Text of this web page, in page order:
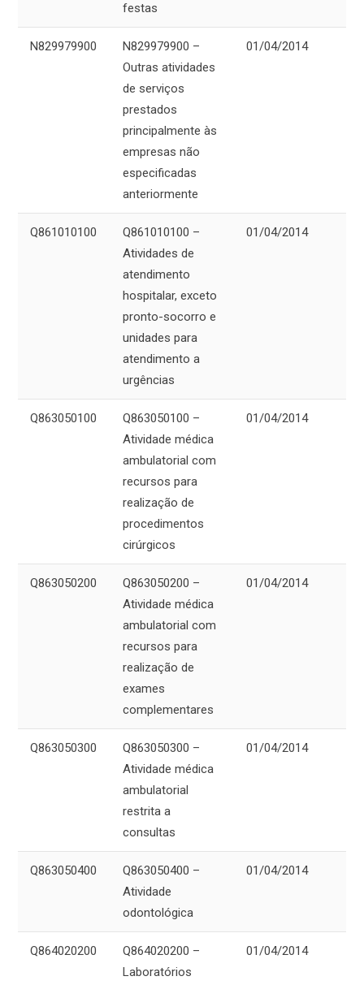
festas
N829979900
N829979900 –
Outras atividades
de serviços
prestados
principalmente às
empresas não
especificadas
anteriormente
01/04/2014
Q861010100
Q861010100 –
Atividades de
atendimento
hospitalar, exceto
pronto-socorro e
unidades para
atendimento a
urgências
01/04/2014
Q863050100
Q863050100 –
Atividade médica
ambulatorial com
recursos para
realização de
procedimentos
cirúrgicos
01/04/2014
Q863050200
Q863050200 –
Atividade médica
ambulatorial com
recursos para
realização de
exames
complementares
01/04/2014
Q863050300
Q863050300 –
Atividade médica
ambulatorial
restrita a
consultas
01/04/2014
Q863050400
Q863050400 –
Atividade
odontológica
01/04/2014
Q864020200
Q864020200 –
Laboratórios
01/04/2014